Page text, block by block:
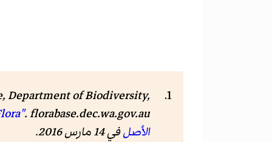
Department of Biodiversity,
.florabase.dec.wa.gov.au
الأصلفي 14 مارس 2016 .